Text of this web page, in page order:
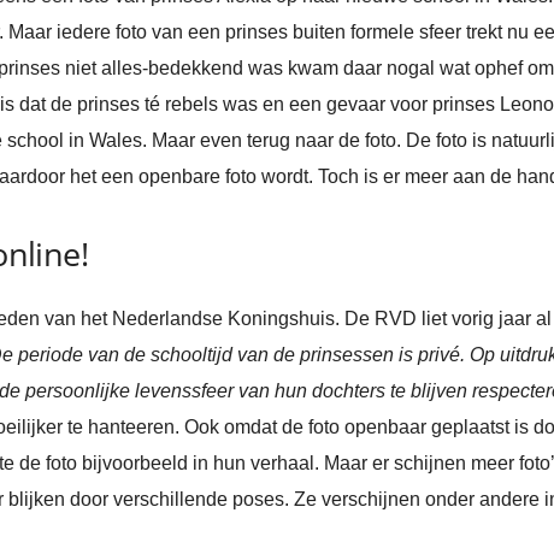
iedere foto van een prinses buiten formele sfeer trekt nu
niet alles-bedekkend was kwam daar nogal wat ophef
dat de prinses té rebels was en een gevaar voor prinses
in Wales. Maar even terug naar de foto. De foto is
het een openbare foto wordt. Toch is er meer aan de
van het Nederlandse Koningshuis. De RVD liet vorig jaar
periode van de schooltijd van de prinsessen is privé. Op
persoonlijke levenssfeer van hun dochters te blijven
te hanteeren. Ook omdat de foto openbaar geplaatst is
de foto bijvoorbeeld in hun verhaal. Maar er schijnen meer
door verschillende poses. Ze verschijnen onder andere